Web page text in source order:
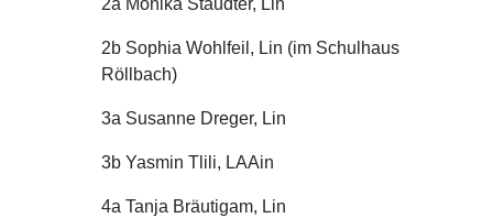
2b Sophia Wohlfeil, Lin (im Schulhaus
Röllbach)
3a Susanne Dreger, Lin
3b Yasmin Tlili, LAAin
4a Tanja Bräutigam, Lin